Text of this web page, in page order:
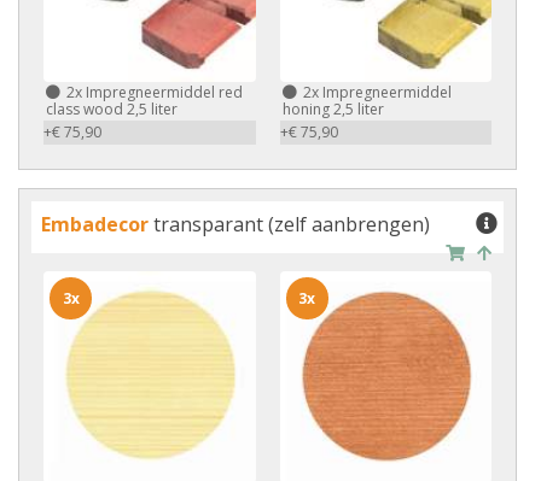
2x Impregneermiddel red
class wood 2,5 liter
+€ 75,90
2xImpregneermiddel
honing 2,5 liter
+€ 75,90
Embadecortransparant (zelf aanbrengen)
3x 3x